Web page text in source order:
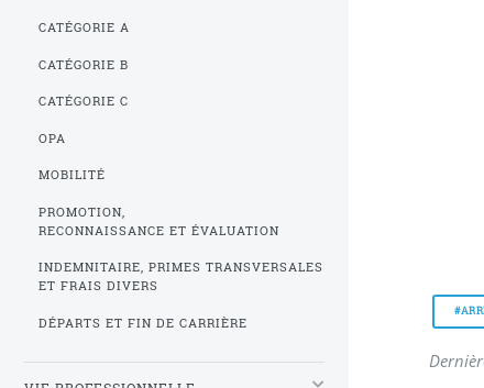
CATÉGORIE A
CATÉGORIE B
CATÉGORIE C
OPA
MOBILITÉ
PROMOTION,
RECONNAISSANCE ET ÉVALUATION
INDEMNITAIRE, PRIMES TRANSVERSALES
ET FRAIS DIVERS
DÉPARTS ET FIN DE CARRIÈRE